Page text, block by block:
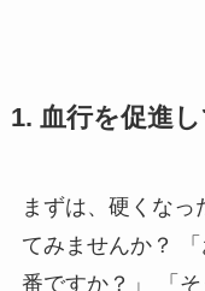
1. 血行を促進
まずは、硬くな
てみませんか？
番ですか？」 「